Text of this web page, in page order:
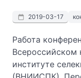
2019-03-17
Работа
Всероссийском
институте